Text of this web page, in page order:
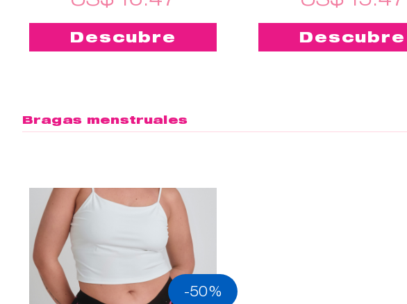
Descubre Descubre
Bragas menstruales
-50%